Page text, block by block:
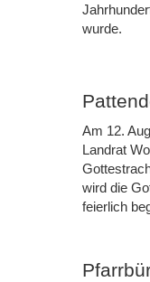
wurde.
Am 12.
Landrat
wird die
feierlich